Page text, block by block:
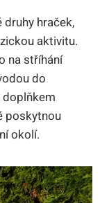
hraček,
aktivitu.
na stříhání
do
poskytnou
okolí.